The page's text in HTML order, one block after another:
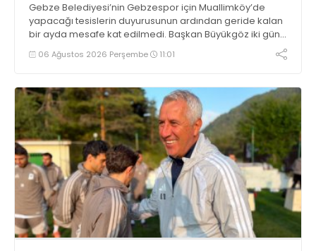
Gebze Belediyesi’nin Gebzespor için Muallimköy’de
yapacağı tesislerin duyurusunun ardından geride kalan
bir ayda mesafe kat edilmedi. Başkan Büyükgöz iki gün
önce yerin teslim alındığını, ilk etapta sezonun ikinci
devresine yetişecek şekilde idman sahalarının
06 Ağustos 2026 Perşembe 11:01